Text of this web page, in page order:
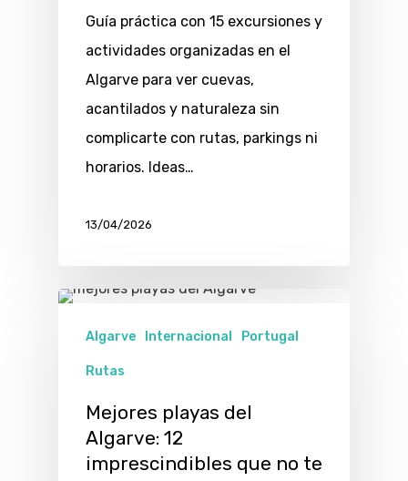
Guía práctica con 15 excursiones y
actividades organizadas en el
Algarve para ver cuevas,
acantilados y naturaleza sin
complicarte con rutas, parkings ni
horarios. Ideas…
13/04/2026
Algarve Internacional Portugal
Rutas
Mejores playas del
Algarve: 12
imprescindibles que no te